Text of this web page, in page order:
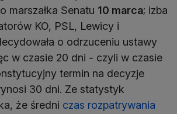
marszałka Senatu 10 marca; izba
KO, PSL, Lewicy i
o odrzuceniu ustawy
w czasie 20 dni - czyli w czasie
termin na decyzje
30 dni. Ze statystyk
że średni czas rozpatrywania